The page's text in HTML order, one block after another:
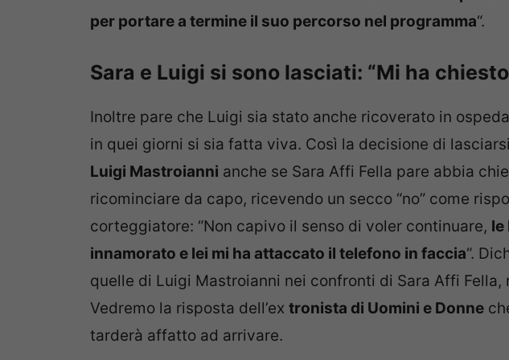
per portare a termine il suo percorso nel programma“.
Sara e Luigi si sono lasciati: “Mi ha
Inoltre pare che Luigi sia stato anche ricoverato in
in quei giorni si sia fatta viva. Così la decisione di
Luigi Mastroianni anche se Sara Affi Fella pare abbia
ricominciare da capo, ricevendo un secco “no” come
corteggiatore: “Non capivo il senso di voler continuare, le
innamorato e lei mi ha attaccato il telefono in faccia“.
quelle di Luigi Mastroianni nei confronti di Sara Affi Fella,
Vedremo la risposta dell’ex tronista di Uomini e Donne
tarderà affatto ad arrivare.